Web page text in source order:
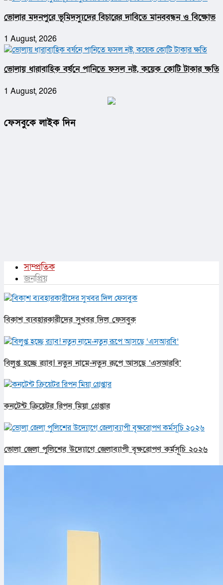
ভোলার মদনপুরে ভূমিদস্যুদের বিচারের দাবিতে মানববন্ধন ও বিক্ষোভ
1 August, 2026
ভোলায় ধারাবাহিক বর্ষনে পানিতে ফসল নষ্ট, কয়েক কোটি টাকার ক্ষতি
1 August, 2026
ফেসবুকে লাইক দিন
সাম্প্রতিক
জনপ্রিয়
বিকাশ ব্যবহারকারীদের সুখবর দিল ফেসবুক
বিলুপ্ত হচ্ছে র‍্যাব! নতুন নামে-নতুন রূপে আসছে ‘এসআরবি’
কনটেন্ট ক্রিয়েটর রিপন মিয়া গ্রেপ্তার
ভোলা জেলা পুলিশের উদ্যোগে জেলাব্যাপী বৃক্ষরোপণ কর্মসূচি ২০২৬